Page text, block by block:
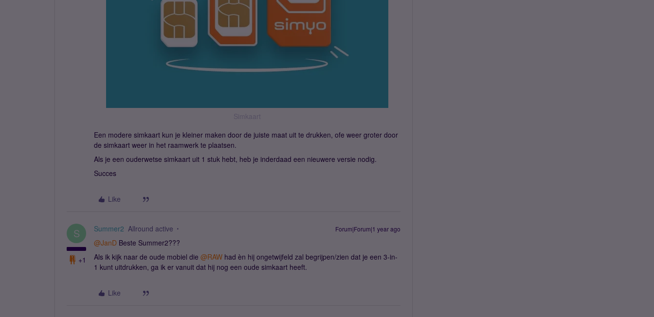
Simkaart
Een modere simkaart kun je kleiner maken door de juiste maat uit te drukken, ofe weer groter door
de simkaart weer in het raamwerk te plaatsen.
Als je een ouderwetse simkaart uit 1 stuk hebt, heb je inderdaad een nieuwere versie nodig.
Succes
Like
S
+1
Summer2 Allround active Forum|Forum|1 year ago
@JanD Beste Summer2???
Als ik kijk naar de oude mobiel die ​ @RAW had èn hij ongetwijfeld zal begrijpen/zien dat je een 3-in-
1 kunt uitdrukken, ga ik er vanuit dat hij nog een oude simkaart heeft.
Like